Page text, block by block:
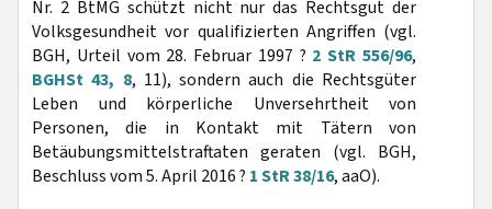
Nr. 2 BtMG schützt nicht nur das Rechtsgut der
Volksgesundheit vor qualifizierten Angriffen (vgl.
BGH, Urteil vom 28. Februar 1997 ? 2 StR 556/96,
BGHSt 43, 8, 11), sondern auch die Rechtsgüter
Leben und körperliche Unversehrtheit von
Personen, die in Kontakt mit Tätern von
Betäubungsmittelstraftaten geraten (vgl. BGH,
Beschluss vom 5. April 2016 ? 1 StR 38/16, aaO).